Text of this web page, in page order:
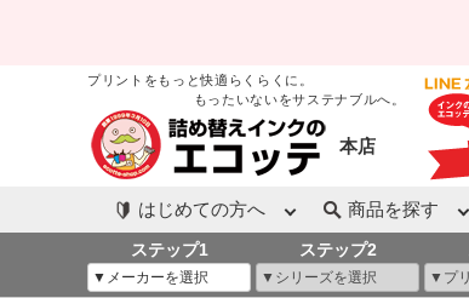
プリントをもっと快適らくらくに。
もったいないをサステナブルへ。
本店
はじめての方へ 商品を探す
ステップ1 ステップ2